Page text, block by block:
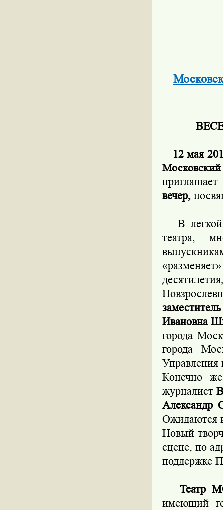
12 мая
вечер,
В легкой
театра,
Ивановна
города
города
Конечно
журналист
Александр
Ожидаются
Новый
сцене, по
поддержке
Театр
имеющий